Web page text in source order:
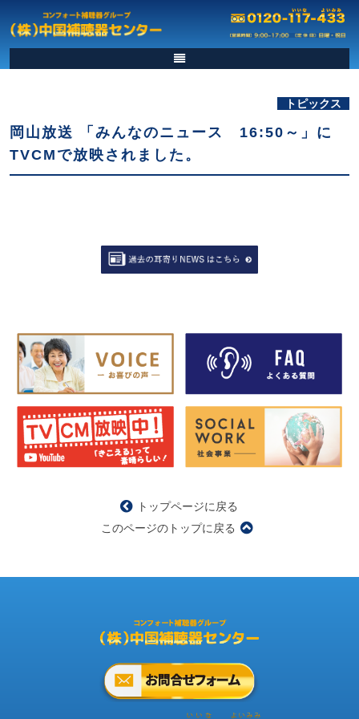
トピックス
岡山放送 「みんなのニュース 16:50～」に
TVCMで放映されました。
トップページに戻る
このページのトップに戻る